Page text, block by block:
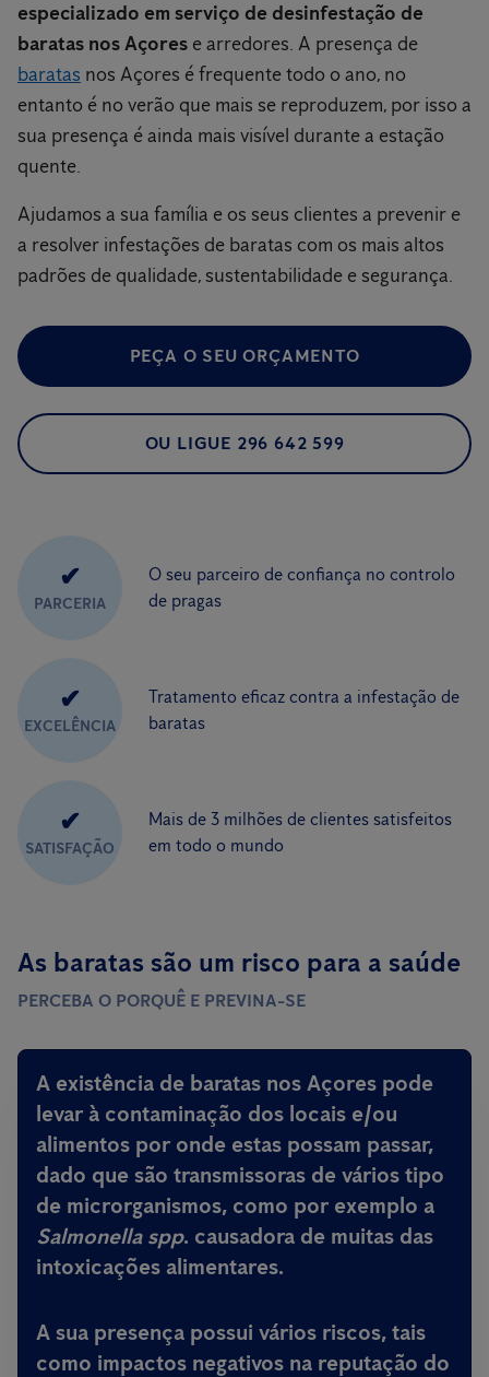
especializado em serviço de desinfestação de
baratas nos Açores e arredores. A presença de
baratas nos Açores é frequente todo o ano, no
entanto é no verão que mais se reproduzem, por isso a
sua presença é ainda mais visível durante a estação
quente.
Ajudamos a sua família e os seus clientes a prevenir e
a resolver infestações de baratas com os mais altos
padrões de qualidade, sustentabilidade e segurança.
PEÇA O SEU ORÇAMENTO
OU LIGUE 296 642 599
✔
PARCERIA
O seu parceiro de confiança no controlo
de pragas
✔
EXCELÊNCIA
Tratamento eficaz contra a infestação de
baratas
✔
SATISFAÇÃO
Mais de 3 milhões de clientes satisfeitos
em todo o mundo
As baratas são um risco para a saúde
PERCEBA O PORQUÊ E PREVINA-SE
A existência de baratas nos Açores pode
levar à contaminação dos locais e/ou
alimentos por onde estas possam passar,
dado que são transmissoras de vários tipo
de microrganismos, como por exemplo a
Salmonella spp. causadora de muitas das
intoxicações alimentares.
A sua presença possui vários riscos, tais
como impactos negativos na reputação do